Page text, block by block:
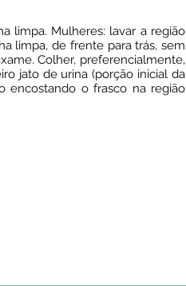
limpa. Mulheres: lavar a região
limpa, de frente para trás, sem
Colher, preferencialmente,
jato de urina (porção inicial da
encostando o frasco na região